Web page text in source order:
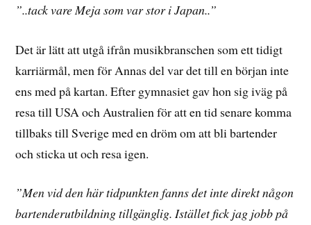
”..tack vare Meja som var stor i Japan..”
Det är lätt att utgå ifrån musikbranschen som ett tidigt
karriärmål, men för Annas del var det till en början inte
ens med på kartan. Efter gymnasiet gav hon sig iväg på
resa till USA och Australien för att en tid senare komma
tillbaks till Sverige med en dröm om att bli bartender
och sticka ut och resa igen.
”Men vid den här tidpunkten fanns det inte direkt någon
bartenderutbildning tillgänglig. Istället fick jag jobb på